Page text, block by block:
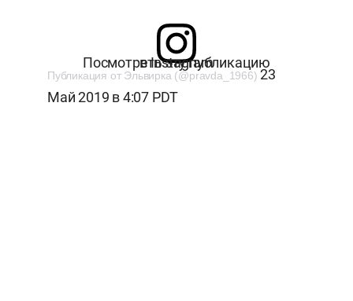
Посмотреть эту публикацию в Instagram
Публикация от Эльвирка (@pravda_1966) 23
Май 2019 в 4:07 PDT